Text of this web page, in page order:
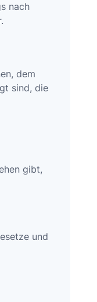
nach
dem
sind, die
gibt,
und